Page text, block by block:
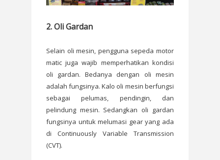
2. Oli Gardan
Selain oli mesin, pengguna sepeda motor
matic juga wajib memperhatikan kondisi
oli gardan. Bedanya dengan oli mesin
adalah fungsinya. Kalo oli mesin berfungsi
sebagai pelumas, pendingin, dan
pelindung mesin. Sedangkan oli gardan
fungsinya untuk melumasi gear yang ada
di Continuously Variable Transmission
(CVT).